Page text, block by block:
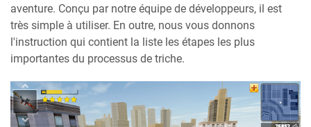
aventure. Conçu par notre équipe de développeurs, il est
très simple à utiliser. En outre, nous vous donnons
l'instruction qui contient la liste les étapes les plus
importantes du processus de triche.